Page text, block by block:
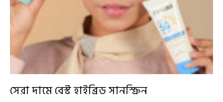
সেরা দামে বেস্ট হাইব্রিড সানস্ক্রিন